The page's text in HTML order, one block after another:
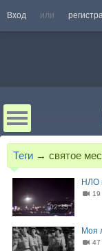
Вход или
Теги → святое
02:35
НЛО
Моя